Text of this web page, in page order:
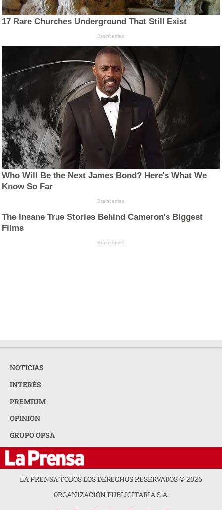
17 Rare Churches Underground That Still Exist
Brainberries
Who Will Be the Next James Bond? Here's What We
Know So Far
Brainberries
The Insane True Stories Behind Cameron's Biggest
Films
Brainberries
NOTICIAS
INTERÉS
PREMIUM
OPINION
GRUPO OPSA
LA PRENSA TODOS LOS DERECHOS RESERVADOS ©2026
ORGANIZACIÓN PUBLICITARIA S.A.